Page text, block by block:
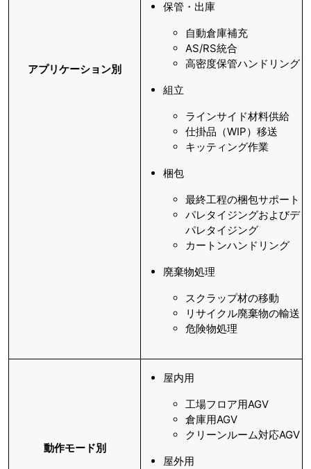
アプリケーション別
保管・出庫
自動倉庫補充
AS/RS統合
高密度保管ハンドリング
組立
ラインサイド材料供給
仕掛品（WIP）移送
キッティング作業
梱包
最終工程の梱包サポート
パレタイジングおよびデ
パレタイジング
カートンハンドリング
廃棄物処理
スクラップ材の移動
リサイクル廃棄物の輸送
危険物処理
動作モード別
屋内用
工場フロア用AGV
倉庫用AGV
クリーンルーム対応AGV
屋外用